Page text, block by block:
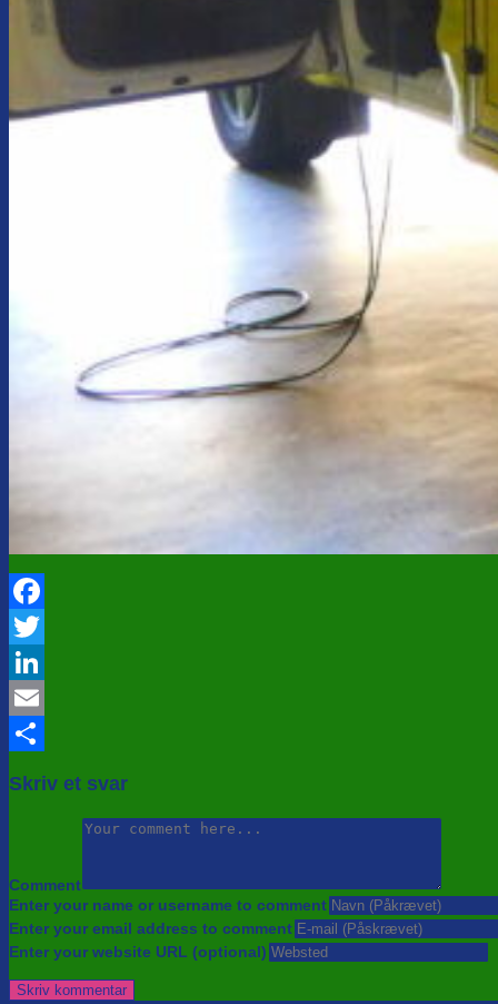
Facebook
Twitter
LinkedIn
Email
Skriv et svar
Comment
Enter your name or username to comment
Enter your email address to comment
Enter your website URL (optional)